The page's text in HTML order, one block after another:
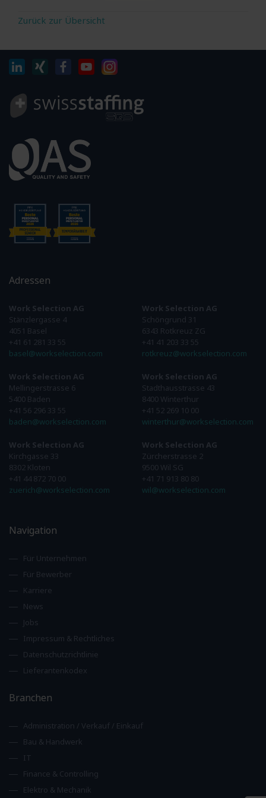
Zurück zur Übersicht
Adressen
Work Selection AG
Stänzlergasse 4
4051 Basel
+41 61 281 33 55
basel@workselection.com
Work Selection AG
Mellingerstrasse 6
5400 Baden
+41 56 296 33 55
baden@workselection.com
Work Selection AG
Kirchgasse 33
8302 Kloten
+41 44 872 70 00
zuerich@workselection.com
Work Selection AG
Schöngrund 31
6343 Rotkreuz ZG
+41 41 203 33 55
rotkreuz@workselection.com
Work Selection AG
Stadthausstrasse 43
8400 Winterthur
+41 52 269 10 00
winterthur@workselection.com
Work Selection AG
Zürcherstrasse 2
9500 Wil SG
+41 71 913 80 80
wil@workselection.com
Navigation
Für Unternehmen
Für Bewerber
Karriere
News
Jobs
Impressum & Rechtliches
Datenschutzrichtlinie
Lieferantenkodex
Branchen
Administration / Verkauf / Einkauf
Bau & Handwerk
IT
Finance & Controlling
Elektro & Mechanik